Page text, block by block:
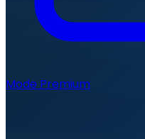
Mode Premium